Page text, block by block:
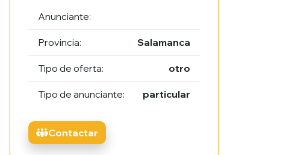
Anunciante:
Provincia: Salamanca
Tipo de oferta: otro
Tipo de anunciante: particular
Contactar